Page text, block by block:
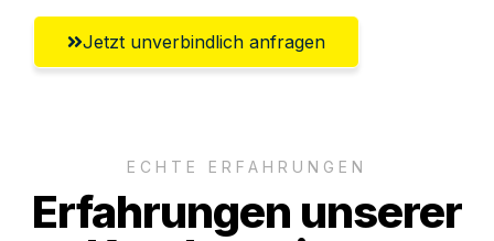
Jetzt unverbindlich anfragen
ECHTE ERFAHRUNGEN
Erfahrungen unserer